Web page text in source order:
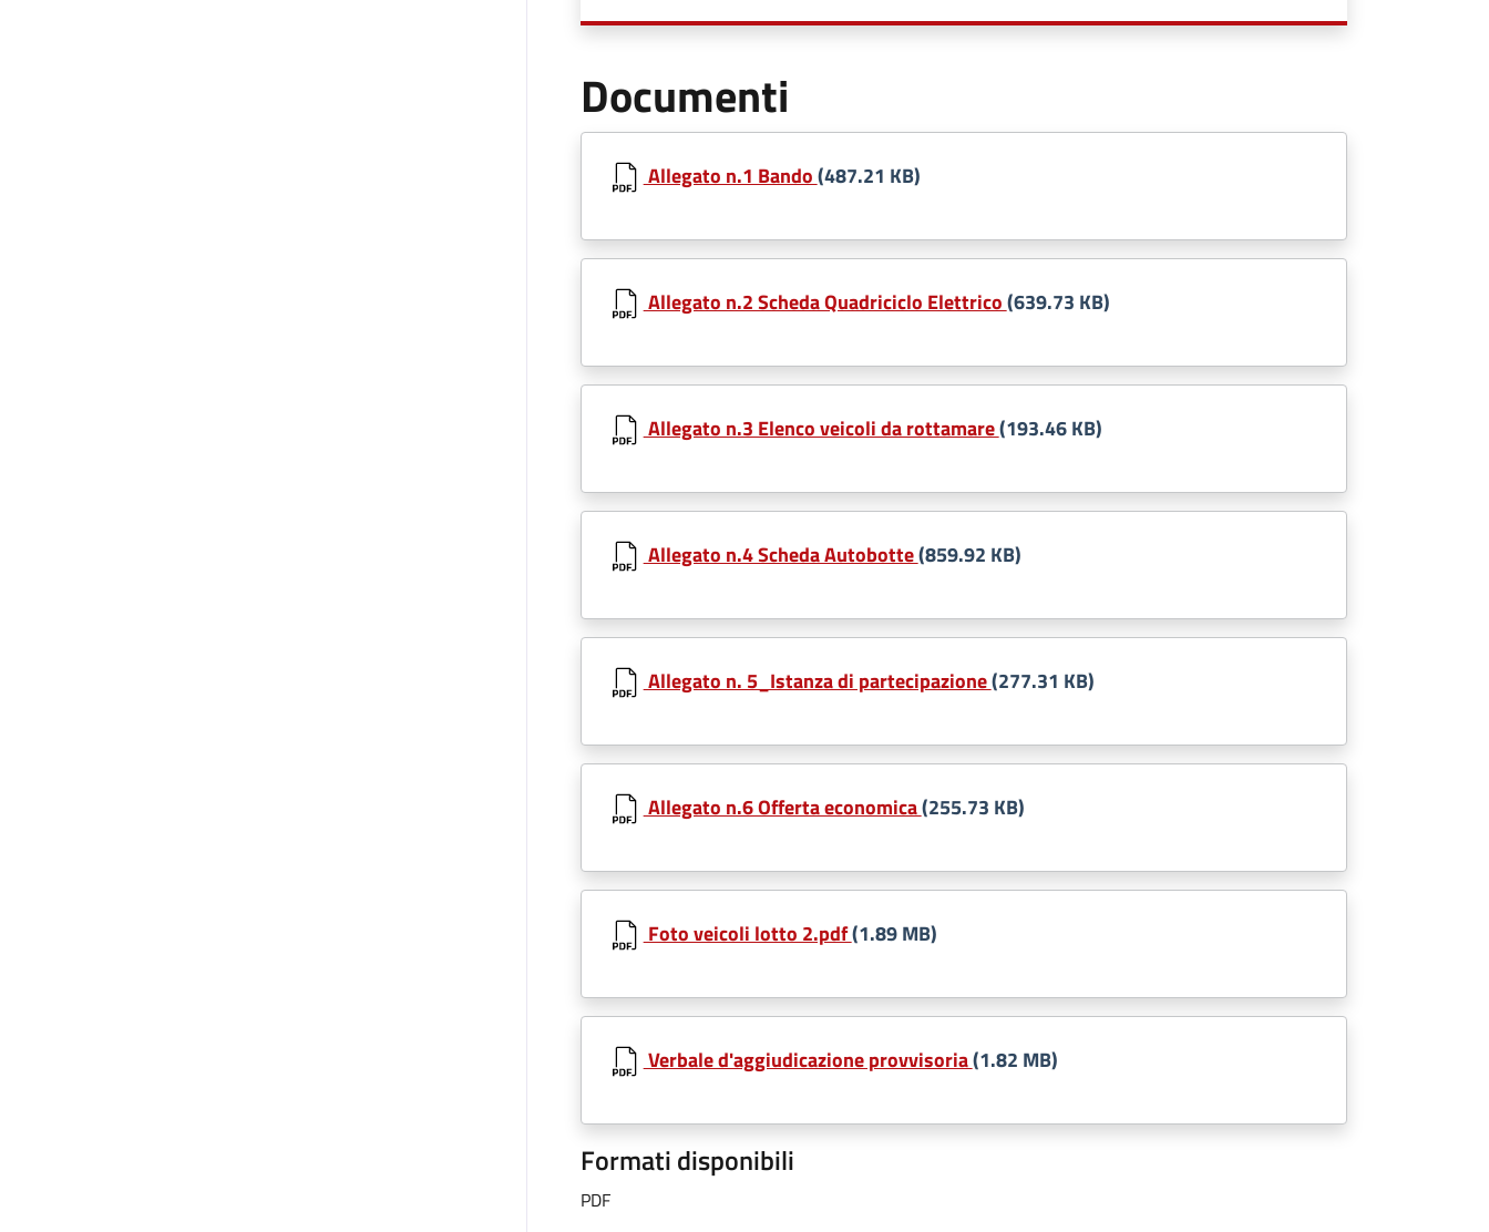
Documenti
Allegato n.1 Bando(487.21 KB)
Allegato n.2 Scheda Quadriciclo Elettrico(639.73 KB)
Allegato n.3 Elenco veicoli da rottamare(193.46 KB)
Allegato n.4 Scheda Autobotte(859.92 KB)
Allegato n. 5_Istanza di partecipazione(277.31 KB)
Allegato n.6 Offerta economica(255.73 KB)
Foto veicoli lotto 2.pdf(1.89 MB)
Verbale d'aggiudicazione provvisoria(1.82 MB)
Formati disponibili
PDF